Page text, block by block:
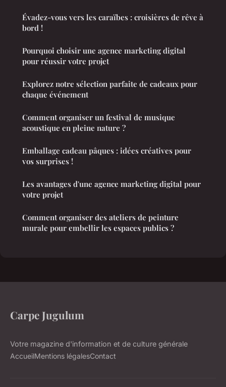
Évadez-vous vers les caraïbes : croisières de rêve à
bord !
Pourquoi choisir une agence marketing digital
pour réussir votre projet
Explorez notre sélection parfaite de cadeaux pour
chaque événement
Comment organiser un festival de musique
acoustique en pleine nature ?
Emballage cadeau pâques : idées créatives pour
vos surprises !
Les avantages d'une agence marketing digital pour
votre projet
Comment organiser des ateliers de peinture
murale pour embellir les espaces publics ?
Carpe Jugulum
Votre magazine d'information et de culture générale
AccueilMentions légalesContact